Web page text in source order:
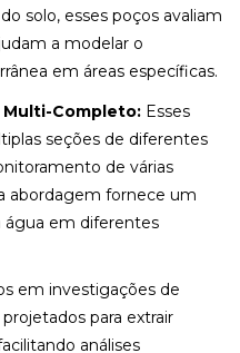
solo, esses poços avaliam
a modelar o
em áreas específicas.
Completo:Esses
seções de diferentes
de várias
abordagem fornece um
água em diferentes
em investigações de
para extrair
análises